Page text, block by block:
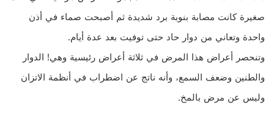
صغيرة كانت مصابة بنوبة برد شديدة ثم أصبحت صماء في أذن
واحدة وتعاني من دوار حاد حتى توفيت بعد عدة أيام.
وتنحصر أعراض هذا المرض في ثلاثة أعراض رئيسية وهي! الدوار
والطنين وضعف السمع، وأنه ناتج عن اضطراب في أنظمة الاتزان
وليس عن مرض بالمخ.